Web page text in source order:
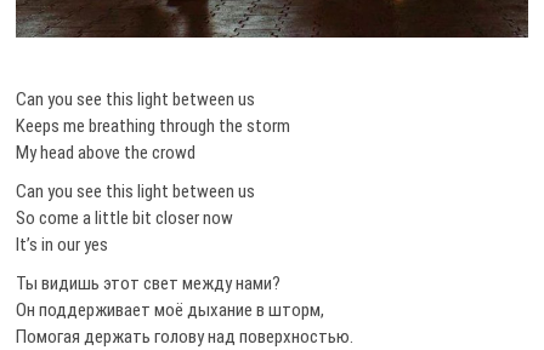
Can you see this light between us
Keeps me breathing through the storm
My head above the crowd
Can you see this light between us
So come a little bit closer now
It’s in our yes
Ты видишь этот свет между нами?
Он поддерживает моё дыхание в шторм,
Помогая держать голову над поверхностью.